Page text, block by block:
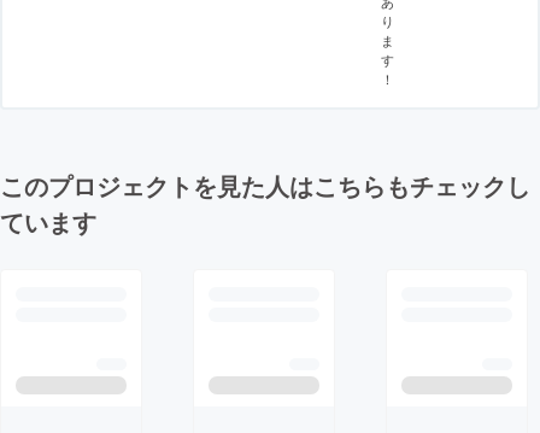
り
ま
す
！
このプロジェクトを見た人はこちらもチェックし
ています